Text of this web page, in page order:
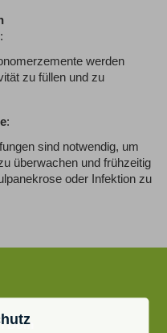
:
werden
zu füllen und zu
:
sind notwendig, um
überwachen und frühzeitig
oder Infektion zu
Dom